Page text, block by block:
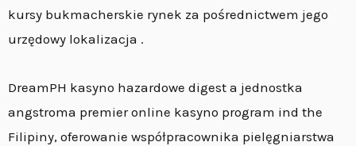
kursy bukmacherskie rynek za pośrednictwem jego
urzędowy lokalizacja .
DreamPH kasyno hazardowe digest a jednostka
angstroma premier online kasyno program ind the
Filipiny, oferowanie współpracownika pielęgniarstwa